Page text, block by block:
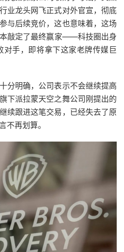
业龙头网飞正式对外官宣，彻底
与后续竞价，这也意味着，这场
敲定了最终赢家——科技圈出身
对手，即将拿下这家老牌传媒巨
分明确，公司表示不会继续提高
下派拉蒙天空之舞公司刚提出的
续跟进这笔交易，已经失去了原
不再划算。